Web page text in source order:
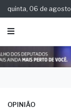
quinta, 06 de
OPINIÃO